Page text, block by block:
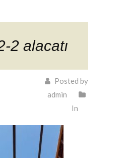
2 alacatı
Posted by
admin
In